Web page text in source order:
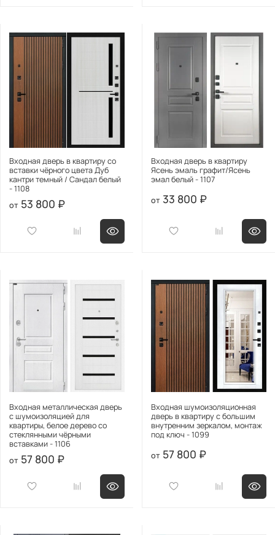
Входная дверь в квартиру со
вставки чёрного цвета Дуб
кантри темный / Сандал белый
- 1108
53 800 ₽
Входная дверь в квартиру
Ясень эмаль графит/Ясень
эмал белый - 1107
33 800 ₽
Входная металлическая дверь
с шумоизоляцией для
квартиры, белое дерево со
стеклянными чёрными
вставками - 1106
57 800 ₽
Входная шумоизоляционная
дверь в квартиру с большим
внутренним зеркалом, монтаж
под ключ - 1099
57 800 ₽